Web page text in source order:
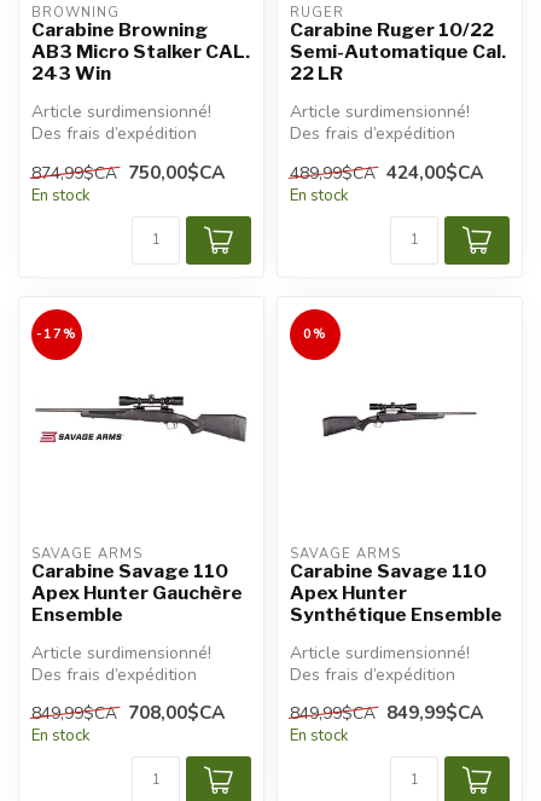
BROWNING
Carabine Browning
AB3 Micro Stalker CAL.
243 Win
Article surdimensionné!
Des frais d’expédition
appliqués.
874,99$CA 750,00$CA
En stock
RUGER
Carabine Ruger 10/22
Semi-Automatique Cal.
22 LR
Article surdimensionné!
Des frais d’expédition
appliqués.
489,99$CA 424,00$CA
En stock
-17%
SAVAGE ARMS
Carabine Savage 110
Apex Hunter Gauchère
Ensemble
Article surdimensionné!
Des frais d’expédition
appliqués.
849,99$CA 708,00$CA
En stock
0%
SAVAGE ARMS
Carabine Savage 110
Apex Hunter
Synthétique Ensemble
Article surdimensionné!
Des frais d’expédition
appliqués.
849,99$CA 849,99$CA
En stock